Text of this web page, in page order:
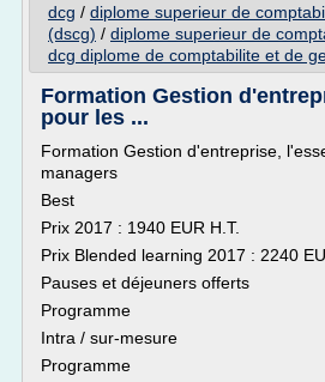
dcg / diplome superieur de
(dscg) / diplome superieur de
dcg diplome de comptabilite et de
Formation Gestion
pour les ...
Formation Gestion d'entreprise,
managers
Best
Prix 2017 : 1940 EUR H.T.
Prix Blended learning 2017 : 2240
Pauses et déjeuners offerts
Programme
Intra / sur-mesure
Programme